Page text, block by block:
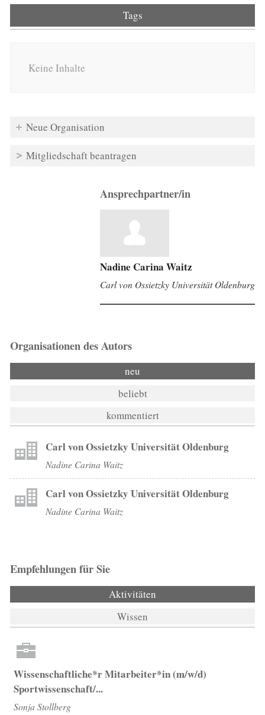
Tags
Keine Inhalte
Neue Organisation
Mitgliedschaft beantragen
Ansprechpartner/in
Nadine Carina Waitz
Carl von Ossietzky Universität Oldenburg
Organisationen des Autors
neu
beliebt
kommentiert
Carl von Ossietzky Universität Oldenburg
Nadine Carina Waitz
Carl von Ossietzky Universität Oldenburg
Nadine Carina Waitz
Empfehlungen für Sie
Aktivitäten
Wissen
Wissenschaftliche*r Mitarbeiter*in (m/w/d)
Sportwissenschaft/...
Sonja Stollberg